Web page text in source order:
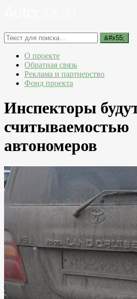
О проекте
Обратная связь
Реклама и партнерство
Фонд проекта
Инспекторы
считываемостью
автономеров